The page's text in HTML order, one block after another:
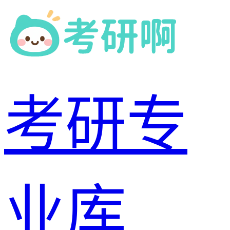
考研专
业库